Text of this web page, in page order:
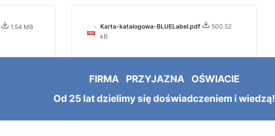
1.54 MB Karta-katalogowa-BLUELabel.pdf
500.52
kB
FIRMA PRZYJAZNA OŚWIACIE
Od 25 lat dzielimy się doświadczeniem i wiedzą!